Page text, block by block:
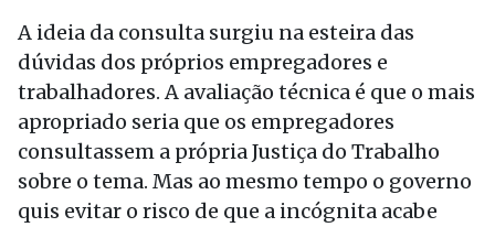
A ideia da consulta surgiu na esteira das
dúvidas dos próprios empregadores e
trabalhadores. A avaliação técnica é que o mais
apropriado seria que os empregadores
consultassem a própria Justiça do Trabalho
sobre o tema. Mas ao mesmo tempo o governo
quis evitar o risco de que a incógnita acabe